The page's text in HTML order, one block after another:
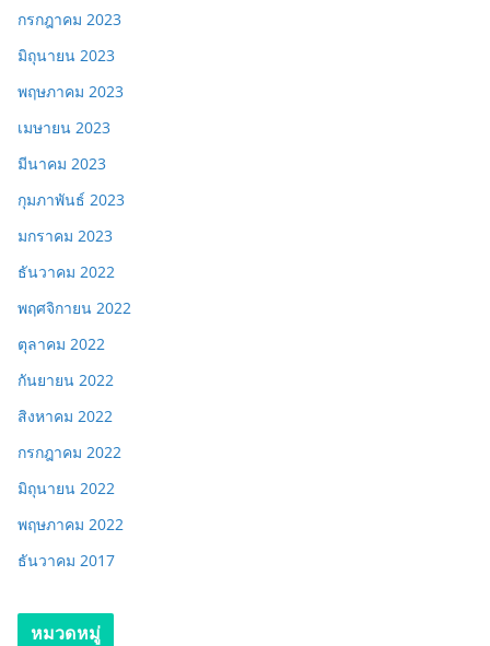
กรกฎาคม 2023
มิถุนายน 2023
พฤษภาคม 2023
เมษายน 2023
มีนาคม 2023
กุมภาพันธ์ 2023
มกราคม 2023
ธันวาคม 2022
พฤศจิกายน 2022
ตุลาคม 2022
กันยายน 2022
สิงหาคม 2022
กรกฎาคม 2022
มิถุนายน 2022
พฤษภาคม 2022
ธันวาคม 2017
หมวดหมู่